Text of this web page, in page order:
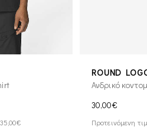
ROUND
Ανδρικό
30,00€
Προτεινόμενη